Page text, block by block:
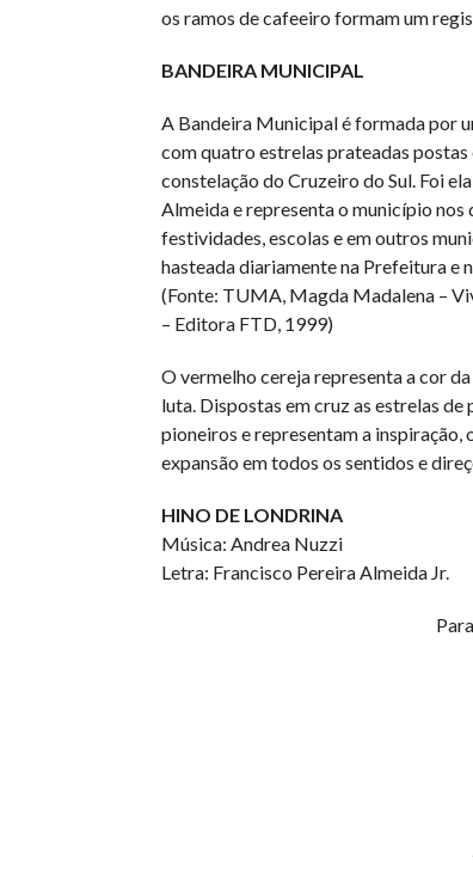
os ramos de cafeeiro formam um
BANDEIRA MUNICIPAL
A Bandeira Municipal é formada por
com quatro estrelas prateadas
constelação do Cruzeiro do Sul. Foi
Almeida e representa o município nos
festividades, escolas e em outros
hasteada diariamente na Prefeitura e
(Fonte: TUMA, Magda Madalena –
– Editora FTD, 1999)
O vermelho cereja representa a cor
luta. Dispostas em cruz as estrelas
pioneiros e representam a inspiração,
expansão em todos os sentidos e
HINO DE LONDRINA
Música: Andrea Nuzzi
Letra: Francisco Pereira Almeida Jr.